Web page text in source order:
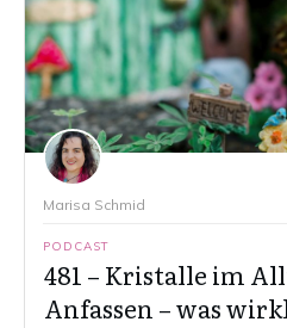
Marisa Schmid
PODCAST
481 – Kristalle im
Anfassen – was